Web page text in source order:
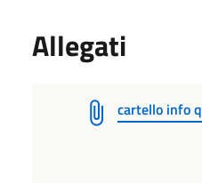
Allegati
cartello info